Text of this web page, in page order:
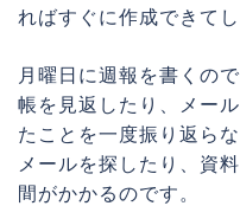
ればすぐに作成できてし
月曜日に週報を書くの
帳を見返したり、メー
たことを一度振り返ら
メールを探したり、資
間がかかるのです。